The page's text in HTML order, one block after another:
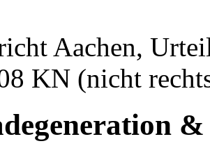
Aachen,
KN (nicht
&